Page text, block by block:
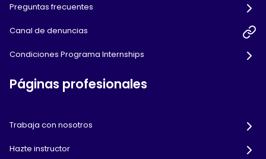
Preguntas frecuentes
Canal de denuncias
Condiciones Programa Internships
Páginas profesionales
Trabaja con nosotros
Hazte instructor